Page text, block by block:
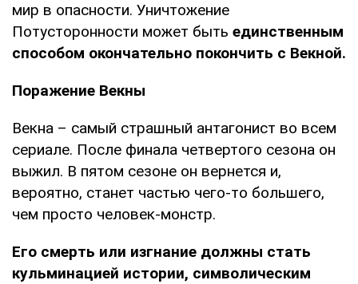
мир в опасности. Уничтожение
Потусторонности может быть единственным
способом окончательно покончить с Векной.
Поражение Векны
Векна – самый страшный антагонист во всем
сериале. После финала четвертого сезона он
выжил. В пятом сезоне он вернется и,
вероятно, станет частью чего-то большего,
чем просто человек-монстр.
Его смерть или изгнание должны стать
кульминацией истории, символическим